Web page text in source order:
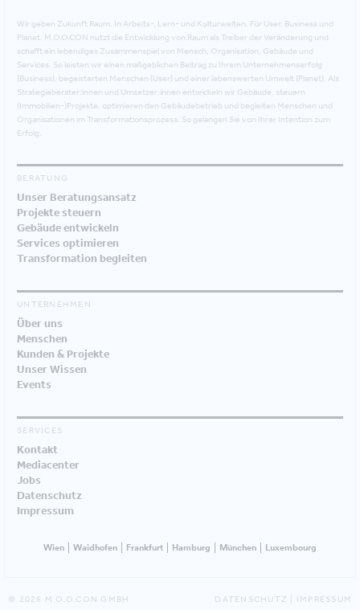
Wir geben Zukunft Raum. In Arbeits-, Lern- und Kulturwelten. Für User, Business und
Planet. M.O.O.CON nutzt die Entwicklung von Raum als Treiber der Veränderung und
schafft ein lebendiges Zusammenspiel von Mensch, Organisation, Gebäude und
Services. So leisten wir einen maßgeblichen Beitrag zu Ihrem Unternehmenserfolg
(Business), begeisterten Menschen (User) und einer lebenswerten Umwelt (Planet). Als
Strategieberater:innen und Umsetzer:innen entwickeln wir Gebäude, steuern
(Immobilien-)Projekte, optimieren den Gebäudebetrieb und begleiten Menschen und
Organisationen im Transformationsprozess. So gelangen Sie von Ihrer Intention zum
Erfolg.
BERATUNG
Unser Beratungsansatz
Projekte steuern
Gebäude entwickeln
Services optimieren
Transformation begleiten
UNTERNEHMEN
Über uns
Menschen
Kunden & Projekte
Unser Wissen
Events
SERVICES
Kontakt
Mediacenter
Jobs
Datenschutz
Impressum
Wien Waidhofen Frankfurt Hamburg München Luxembourg
© 2026 M.O.O.CON GMBH DATENSCHUTZ IMPRESSUM